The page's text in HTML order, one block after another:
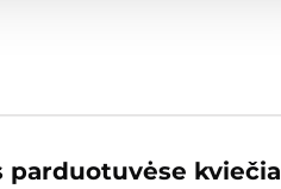
parduotuvėse kviečia